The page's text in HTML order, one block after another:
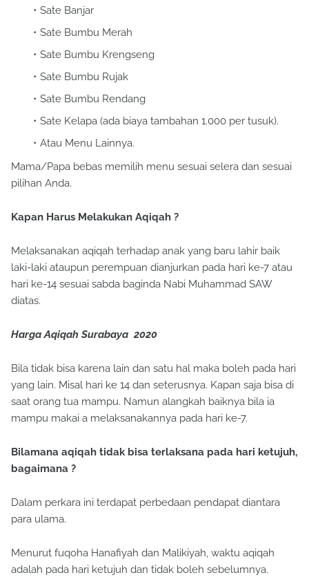
Sate Banjar
Sate Bumbu Merah
Sate Bumbu Krengseng
Sate Bumbu Rujak
Sate Bumbu Rendang
Sate Kelapa (ada biaya tambahan 1.000 per tusuk).
Atau Menu Lainnya.
Mama/Papa bebas memilih menu sesuai selera dan sesuai
pilihan Anda.
Kapan Harus Melakukan Aqiqah ?
Melaksanakan aqiqah terhadap anak yang baru lahir baik
laki-laki ataupun perempuan dianjurkan pada hari ke-7 atau
hari ke-14 sesuai sabda baginda Nabi Muhammad SAW
diatas.
Harga Aqiqah Surabaya 2020
Bila tidak bisa karena lain dan satu hal maka boleh pada hari
yang lain. Misal hari ke 14 dan seterusnya. Kapan saja bisa di
saat orang tua mampu. Namun alangkah baiknya bila ia
mampu makai a melaksanakannya pada hari ke-7.
Bilamana aqiqah tidak bisa terlaksana pada hari ketujuh,
bagaimana ?
Dalam perkara ini terdapat perbedaan pendapat diantara
para ulama.
Menurut fuqoha Hanafiyah dan Malikiyah, waktu aqiqah
adalah pada hari ketujuh dan tidak boleh sebelumnya.